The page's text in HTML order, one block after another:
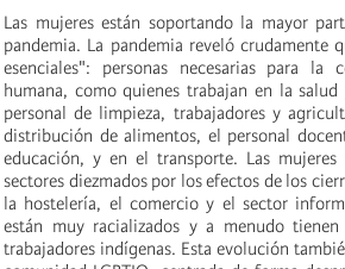
Las mujeres están soportando la mayor
pandemia. La pandemia reveló crudamente
esenciales": personas necesarias para la
humana, como quienes trabajan en la
personal de limpieza, trabajadores y
distribución de alimentos, el personal
educación, y en el transporte. Las
sectores diezmados por los efectos de los
la hostelería, el comercio y el sector
están muy racializados y a menudo
trabajadores indígenas. Esta evolución